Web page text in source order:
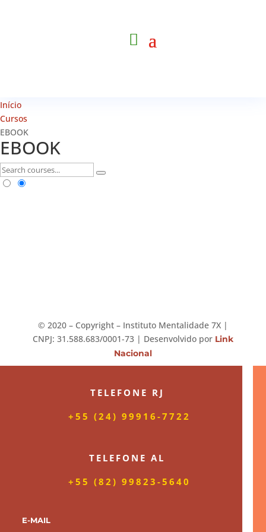
Início
Cursos
EBOOK
EBOOK
©️ 2020 – Copyright – Instituto Mentalidade 7X |
CNPJ: 31.588.683/0001-73 | Desenvolvido por Link
Nacional
TELEFONE RJ
+55 (24) 99916-7722
TELEFONE AL
+55 (82) 99823-5640
E-MAIL